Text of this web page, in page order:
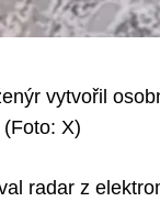
vytvořil
X)
radar z